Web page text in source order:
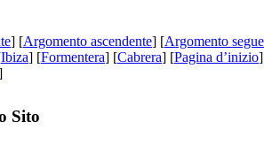
] [Argomento ascendente] [Argomento
Ibiza] [Formentera] [Cabrera] [Pagina d’inizio]
Sito